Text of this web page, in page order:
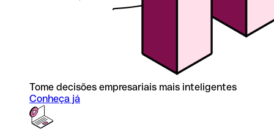
Tome decisões empresariais mais inteligentes
Conheça já